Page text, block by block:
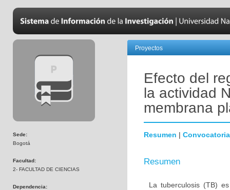
Sede:
Bogotá
Facultad:
2- FACULTAD DE CIENCIAS
Dependencia:
Proyectos
Efecto del
la actividad
membrana
Resumen | Convocatoria
Resumen
La tuberculosis (TB)